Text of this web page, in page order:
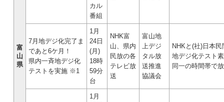
富
山
県
カル
番組
7月地デジ化完了ま
であと6ケ月！
県内一斉地デジ化
テストを実施 ※1
1月
24日
(月)
18時
59分
台
NHK富
山、県内
民放の各
テレビ放
送
富山地
上デジ
タル放
送推進
協議会
NHKと(社)日本
地デジ化テスト
同一の時間帯で
1月